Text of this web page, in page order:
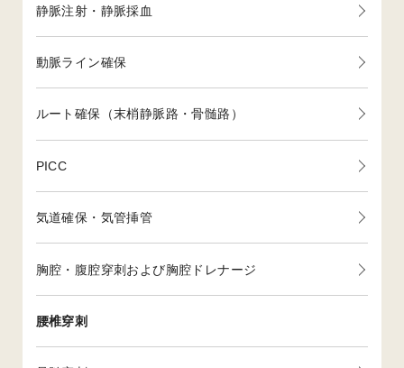
静脈注射・静脈採血
動脈ライン確保
ルート確保（末梢静脈路・骨髄路）
PICC
気道確保・気管挿管
胸腔・腹腔穿刺および胸腔ドレナージ
腰椎穿刺